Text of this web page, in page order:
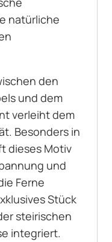
natürliche
den
und dem
verleiht dem
Besonders in
dieses Motiv
und
Ferne
Stück
steirischen
integriert.